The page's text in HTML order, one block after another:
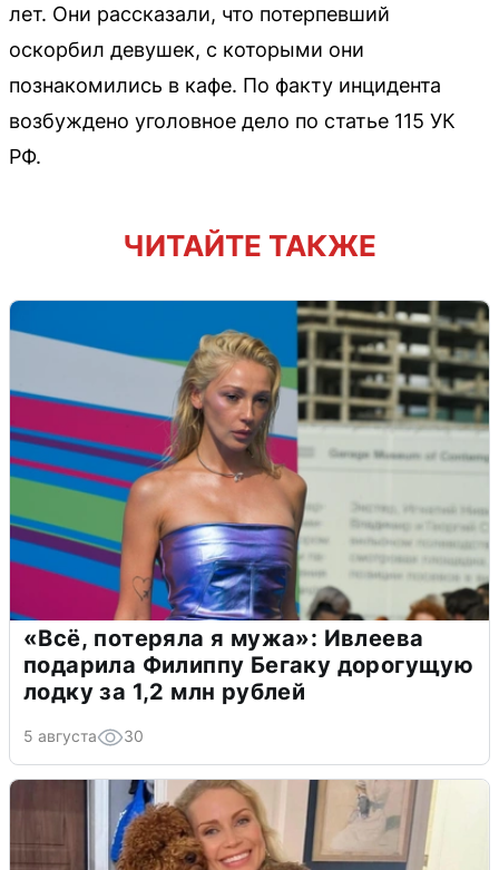
лет. Они рассказали, что потерпевший
оскорбил девушек, с которыми они
познакомились в кафе. По факту инцидента
возбуждено уголовное дело по статье 115 УК
РФ.
ЧИТАЙТЕ ТАКЖЕ
«Всё, потеряла я мужа»: Ивлеева
подарила Филиппу Бегаку дорогущую
лодку за 1,2 млн рублей
5 августа 30